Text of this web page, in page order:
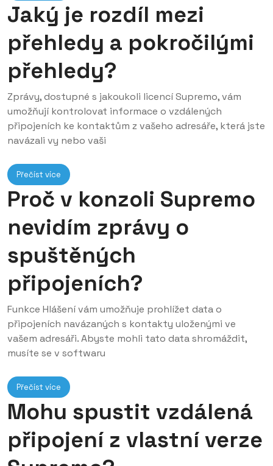
Jaký je rozdíl mezi
přehledy a pokročilými
přehledy?
Zprávy, dostupné s jakoukoli licencí Supremo, vám
umožňují kontrolovat informace o vzdálených
připojeních ke kontaktům z vašeho adresáře, která jste
navázali vy nebo vaši
Přečíst více
Proč v konzoli Supremo
nevidím zprávy o
spuštěných
připojeních?
Funkce Hlášení vám umožňuje prohlížet data o
připojeních navázaných s kontakty uloženými ve
vašem adresáři. Abyste mohli tato data shromáždit,
musíte se v softwaru
Přečíst více
Mohu spustit vzdálená
připojení z vlastní verze